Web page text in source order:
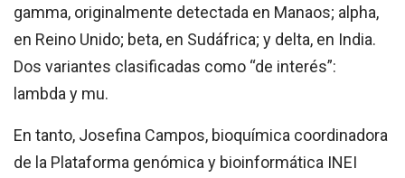
gamma, originalmente detectada en Manaos; alpha,
en Reino Unido; beta, en Sudáfrica; y delta, en India.
Dos variantes clasificadas como “de interés”:
lambda y mu.
En tanto, Josefina Campos, bioquímica coordinadora
de la Plataforma genómica y bioinformática INEI